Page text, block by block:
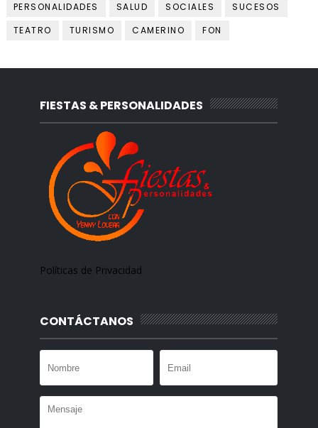
PERSONALIDADES
SALUD SOCIALES
SUCESOS
TEATRO
TURISMO CAMERINO FON
FIESTAS & PERSONALIDADES
Políticas de Privacidad
CONTÁCTANOS